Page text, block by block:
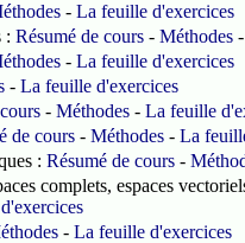
- La feuille d'exercices
: Résumé de cours - Méthodes -
- La feuille d'exercices
- La feuille d'exercices
- Méthodes - La feuille
de cours - Méthodes - La
: Résumé de cours -
complets, espaces
- La feuille d'exercices